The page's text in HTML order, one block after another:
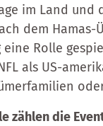
im Land
dem
Rolle
als US-
zählen die